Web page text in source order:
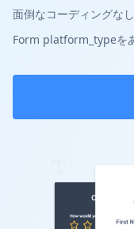
面倒なコーディングな
Form platform_typeを